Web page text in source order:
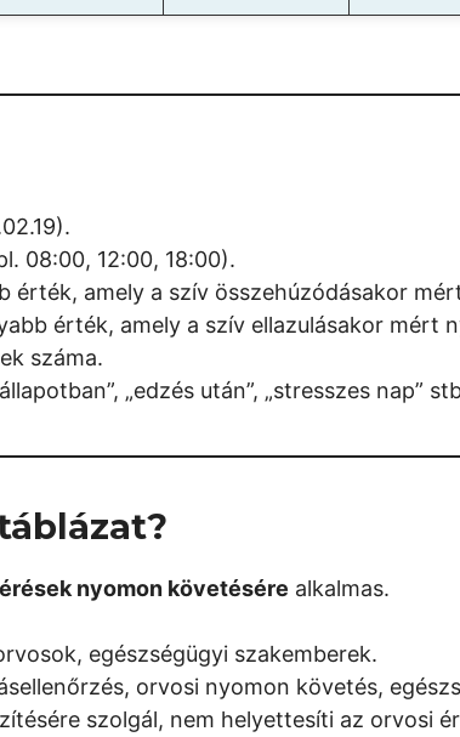
08:00, 12:00, 18:00).
érték, amely a szív összehúzódásakor
érték, amely a szív ellazulásakor mért
száma.
„edzés után”, „stresszes nap”
nyomon követésére alkalmas.
egészségügyi szakemberek.
orvosi nyomon követés,
szolgál, nem helyettesíti az orvosi